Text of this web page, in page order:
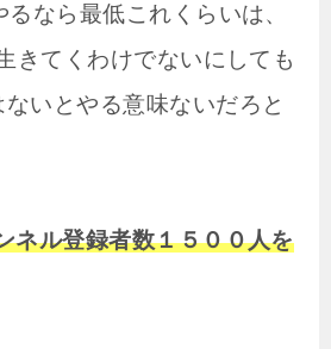
なら最低これくらいは、
きてくわけでないにしても
いとやる意味ないだろと
ネル登録者数１５００人を